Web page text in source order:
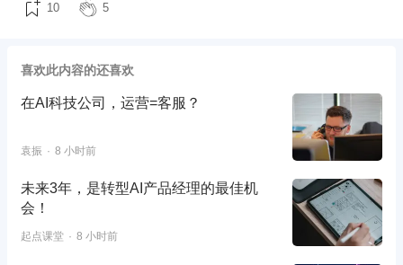
10 5
喜欢此内容的还喜欢
在AI科技公司，运营=客服？
袁振 8 小时前
未来3年，是转型AI产品经理的最佳机
会！
起点课堂 8 小时前